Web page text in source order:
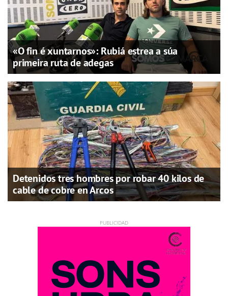
«O fin é xuntarnos»: Rubiá estrea a súa
primeira ruta de adegas
Detenidos tres hombres por robar 40 kilos de
cable de cobre en Arcos